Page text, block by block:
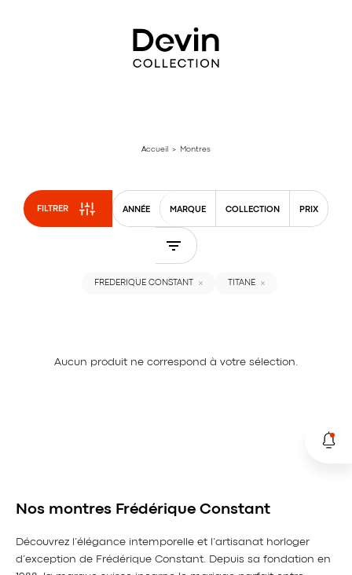
Accueil > Montres
FILTRER ANNÉE MARQUE COLLECTION PRIX
FREDERIQUE CONSTANT TITANE
Aucun produit ne correspond à votre sélection.
Nos montres Frédérique Constant
Découvrez l’élégance intemporelle et l’artisanat horloger
d’exception de Frédérique Constant. Depuis sa fondation en